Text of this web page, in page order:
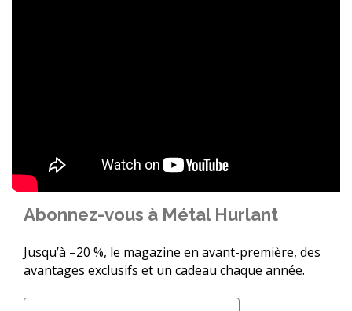
Abonnez-vous à Métal Hurlant
Jusqu’à –20 %, le magazine en avant-première, des
avantages exclusifs et un cadeau chaque année.